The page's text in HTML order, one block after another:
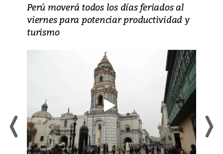
Perú moverá todos los días feriados al
viernes para potenciar productividad y
turismo